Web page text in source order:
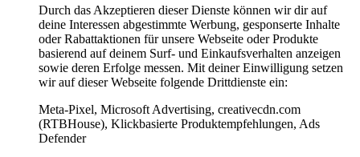
Durch das Akzeptieren dieser Dienste können wir dir auf
deine Interessen abgestimmte Werbung, gesponserte Inhalte
oder Rabattaktionen für unsere Webseite oder Produkte
basierend auf deinem Surf- und Einkaufsverhalten anzeigen
sowie deren Erfolge messen. Mit deiner Einwilligung setzen
wir auf dieser Webseite folgende Drittdienste ein:
Meta-Pixel, Microsoft Advertising, creativecdn.com
(RTBHouse), Klickbasierte Produktempfehlungen, Ads
Defender